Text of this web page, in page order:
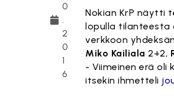
0
.
2
0
1
6
Nokian KrP näytti
lopulla tilanteesta
verkkoon
Miko Kailiala 2+2,
- Viimeinen erä oli
itsekin ihmetteli